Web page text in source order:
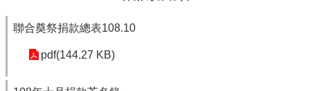
聯合奠祭捐款總表108.10
pdf(144.27 KB)